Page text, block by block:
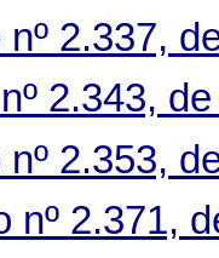
2.337,
2.343,
2.353,
nº 2.371,